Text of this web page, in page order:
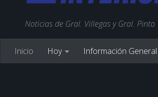
Noticias de Gral. Villegas y Gral. Pinto
Inicio Hoy Información General